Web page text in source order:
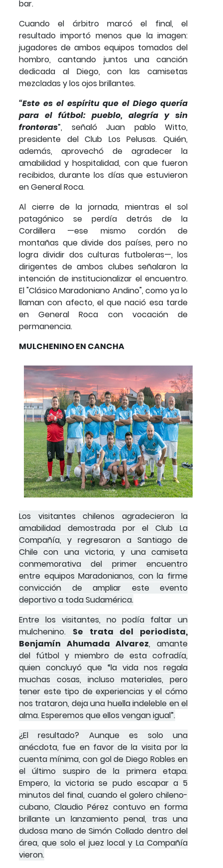
bar.
Cuando el árbitro marcó el final, el
resultado importó menos que la imagen:
jugadores de ambos equipos tomados del
hombro, cantando juntos una canción
dedicada al Diego, con las camisetas
mezcladas y los ojos brillantes.
“Este es el espíritu que el Diego quería
para el fútbol: pueblo, alegría y sin
fronteras”, señaló Juan pablo Witto,
presidente del Club Los Pelusas. Quién,
además, aprovechó de agradecer la
amabilidad y hospitalidad, con que fueron
recibidos, durante los días que estuvieron
en General Roca.
Al cierre de la jornada, mientras el sol
patagónico se perdía detrás de la
Cordillera —ese mismo cordón de
montañas que divide dos países, pero no
logra dividir dos culturas futboleras—, los
dirigentes de ambos clubes señalaron la
intención de institucionalizar el encuentro.
El "Clásico Maradoniano Andino", como ya lo
llaman con afecto, el que nació esa tarde
en General Roca con vocación de
permanencia.
MULCHENINO EN CANCHA
Los visitantes chilenos agradecieron la
amabilidad demostrada por el Club La
Compañía, y regresaron a Santiago de
Chile con una victoria, y una camiseta
conmemorativa del primer encuentro
entre equipos Maradonianos, con la firme
convicción de ampliar este evento
deportivo a toda Sudamérica.
Entre los visitantes, no podía faltar un
mulchenino. Se trata del periodista,
Benjamín Ahumada Alvarez, amante
del fútbol y miembro de esta cofradía,
quien concluyó que “la vida nos regala
muchas cosas, incluso materiales, pero
tener este tipo de experiencias y el cómo
nos trataron, deja una huella indeleble en el
alma. Esperemos que ellos vengan igual”.
¿El resultado? Aunque es solo una
anécdota, fue en favor de la visita por la
cuenta mínima, con gol de Diego Robles en
el último suspiro de la primera etapa.
Empero, la victoria se pudo escapar a 5
minutos del final, cuando el golero chileno-
cubano, Claudio Pérez contuvo en forma
brillante un lanzamiento penal, tras una
dudosa mano de Simón Collado dentro del
área, que solo el juez local y La Compañía
vieron.